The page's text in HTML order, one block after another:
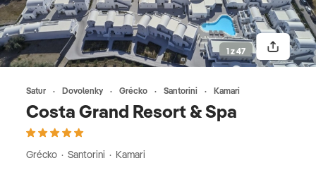
Satur Dovolenky Grécko Santorini Kamari
Costa Grand Resort & Spa
Grécko · Santorini · Kamari
1 z 47